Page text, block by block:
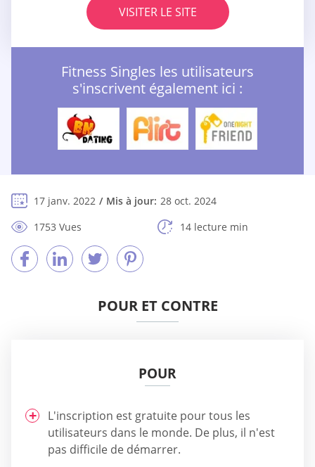
VISITER LE SITE
Fitness Singles les utilisateurs
s'inscrivent également ici :
17 janv. 2022 Mis à jour: 28 oct. 2024
1753 Vues
14 lecture min
POUR ET CONTRE
POUR
L'inscription est gratuite pour tous les
utilisateurs dans le monde. De plus, il n'est
pas difficile de démarrer.